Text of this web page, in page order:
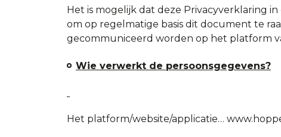
Het is mogelijk dat deze Privacyverklaring
om op regelmatige basis dit document te
gecommuniceerd worden op het platform
Wie verwerkt de persoonsgegevens?
Het platform/website/applicatie…